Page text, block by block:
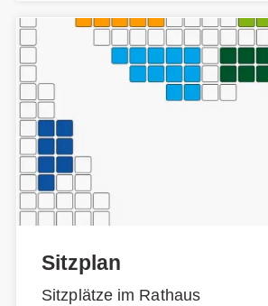
Sitzplan
Sitzplätze im Rathaus